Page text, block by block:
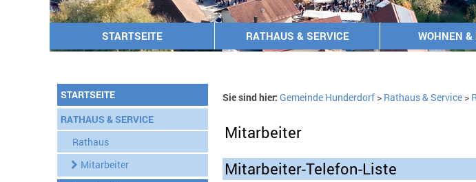
STARTSEITE RATHAUS & SERVICE WOHNEN &
STARTSEITE
RATHAUS & SERVICE
Rathaus
Mitarbeiter
Sie sind hier: Gemeinde Hunderdorf> Rathaus & Service>
Mitarbeiter
Mitarbeiter-Telefon-Liste